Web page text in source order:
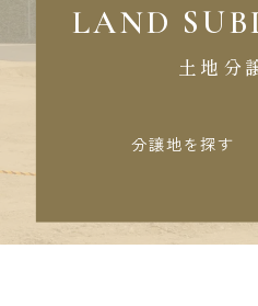
LAND
土地分
分譲地を探す